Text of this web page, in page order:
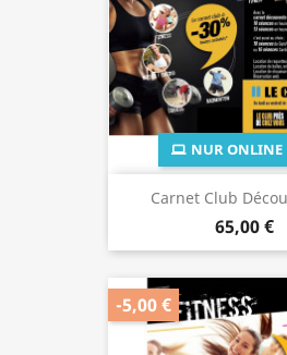
Carnet Club
65,00 €
NUR ONLINE
-5,00 €